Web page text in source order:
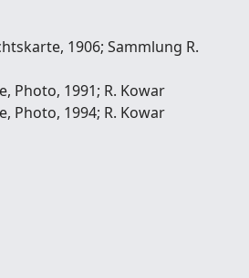
1906; Sammlung R.
Photo, 1991; R. Kowar
Photo, 1994; R. Kowar